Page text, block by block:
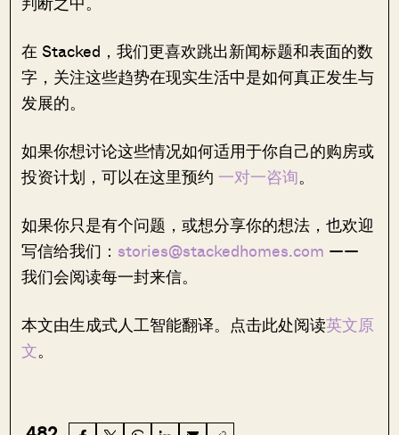
在 Stacked，我们更喜欢跳出新闻标题和表面的数
字，关注这些趋势在现实生活中是如何真正发生与
发展的。
如果你想讨论这些情况如何适用于你自己的购房或
投资计划，可以在这里预约 一对一咨询。
如果你只是有个问题，或想分享你的想法，也欢迎
写信给我们： stories@stackedhomes.com ——
我们会阅读每一封来信。
本文由生成式人工智能翻译。点击此处阅读英文原
文。